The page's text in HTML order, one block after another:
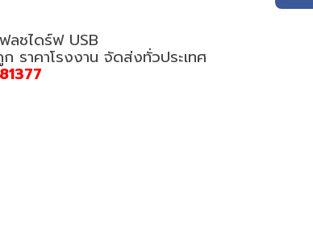
ลชไดร์ฟ USB
ราคาโรงงาน จัดส่งทั่วประเทศ